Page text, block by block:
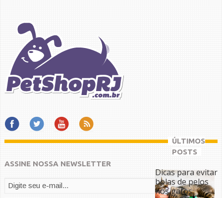
ASSINE NOSSA NEWSLETTER
ÚLTIMOS
POSTS
Dicas para evitar
bolas de pelos
nos gatos